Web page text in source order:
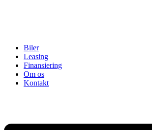
Biler
Leasing
Finansiering
Om os
Kontakt